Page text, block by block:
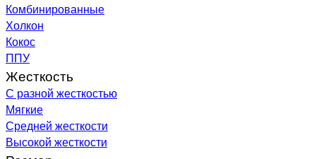
Комбинированные
Холкон
Кокос
ППУ
Жесткость
С разной жесткостью
Мягкие
Средней жесткости
Высокой жесткости